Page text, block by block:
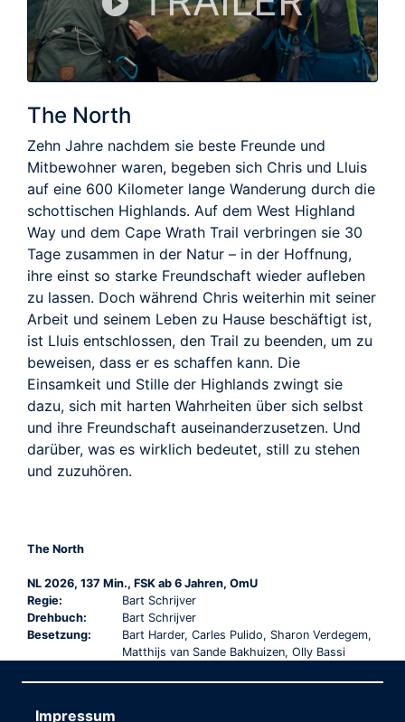
The North
Zehn Jahre nachdem sie beste Freunde und
Mitbewohner waren, begeben sich Chris und Lluis
auf eine 600 Kilometer lange Wanderung durch die
schottischen Highlands. Auf dem West Highland
Way und dem Cape Wrath Trail verbringen sie 30
Tage zusammen in der Natur – in der Hoffnung,
ihre einst so starke Freundschaft wieder aufleben
zu lassen. Doch während Chris weiterhin mit seiner
Arbeit und seinem Leben zu Hause beschäftigt ist,
ist Lluis entschlossen, den Trail zu beenden, um zu
beweisen, dass er es schaffen kann. Die
Einsamkeit und Stille der Highlands zwingt sie
dazu, sich mit harten Wahrheiten über sich selbst
und ihre Freundschaft auseinanderzusetzen. Und
darüber, was es wirklich bedeutet, still zu stehen
und zuzuhören.
The North
NL 2026, 137 Min., FSK ab 6 Jahren, OmU
Regie:
Bart Schrijver
Drehbuch:
Bart Schrijver
Besetzung:
Bart Harder, Carles Pulido, Sharon Verdegem,
Matthijs van Sande Bakhuizen, Olly Bassi
Impressum